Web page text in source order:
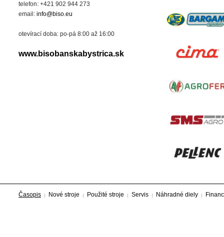
telefon: +421 902 944 273
email: info@biso.eu
otevírací doba: po-pá 8:00 až 16:00
www.bisobanskabystrica.sk
Časopis Nové stroje Použité stroje Servis Náhradné diely